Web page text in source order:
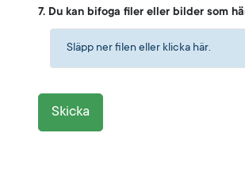
7. Du kan bifoga filer eller bilder som
Släpp ner filen eller klicka här.
Skicka